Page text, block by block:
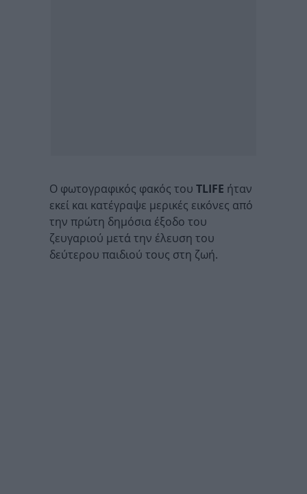
Ο φωτογραφικός φακός του TLIFE ήταν
εκεί και κατέγραψε μερικές εικόνες από
την πρώτη δημόσια έξοδο του
ζευγαριού μετά την έλευση του
δεύτερου παιδιού τους στη ζωή.